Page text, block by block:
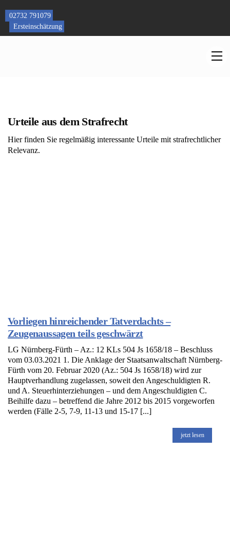
content
02732 791079
Ersteinschätzung
Urteile aus dem Strafrecht
Hier finden Sie regelmäßig interessante Urteile mit strafrechtlicher
Relevanz.
Vorliegen hinreichender Tatverdachts –
Zeugenaussagen teils geschwärzt
LG Nürnberg-Fürth – Az.: 12 KLs 504 Js 1658/18 – Beschluss
vom 03.03.2021 1. Die Anklage der Staatsanwaltschaft Nürnberg-
Fürth vom 20. Februar 2020 (Az.: 504 Js 1658/18) wird zur
Hauptverhandlung zugelassen, soweit den Angeschuldigten R.
und A. Steuerhinterziehungen – und dem Angeschuldigten C.
Beihilfe dazu – betreffend die Jahre 2012 bis 2015 vorgeworfen
werden (Fälle 2-5, 7-9, 11-13 und 15-17 [...]
jetzt lesen